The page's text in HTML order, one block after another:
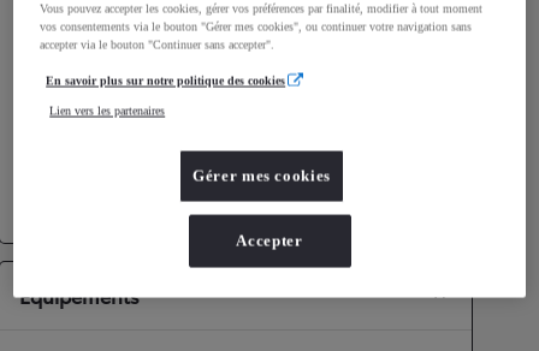
Performances
Accélération 0-100km/h
Boîte automatique
Équipements
Vous pouvez accepter les cookies, gérer vos préférences par finalité, modifier à tout moment
vos consentements via le bouton "Gérer mes cookies", ou continuer votre navigation sans
accepter via le bouton "Continuer sans accepter".
En savoir plus sur notre politique des cookies
Lien vers les partenaires
Gérer mes cookies
Accepter